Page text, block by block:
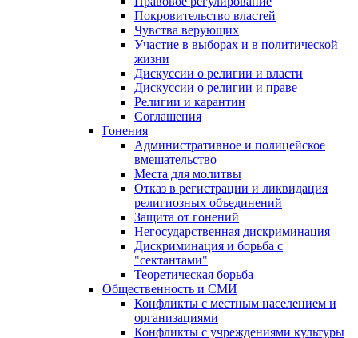
Покровительство властей
Чувства верующих
Участие в выборах и в политической
жизни
Дискуссии о религии и власти
Дискуссии о религии и праве
Религии и карантин
Соглашения
Гонения
Административное и полицейское
вмешательство
Места для молитвы
Отказ в регистрации и ликвидация
религиозных объединений
Защита от гонений
Негосударственная дискриминация
Дискриминация и борьба с
"сектантами"
Теоретическая борьба
Общественность и СМИ
Конфликты с местным населением и
организациями
Конфликты с учреждениями культуры